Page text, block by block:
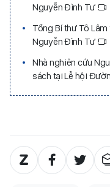
Nguyễn Đình Tư
Tổng Bí thư Tô
Nguyễn Đình Tư
Nhà nghiên cứu
sách tại Lễ hội